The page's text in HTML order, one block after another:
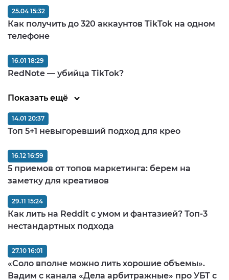
Как получить до 320 аккаунтов TikTok на одном
телефоне
25.04 15:32
RedNote — убийца TikTok?
16.01 18:29
Показать ещё
Топ 5+1 невыгоревший подход для крео
14.01 20:37
5 приемов от топов маркетинга: берем на
заметку для креативов
16.12 16:59
Как лить на Reddit с умом и фантазией? Топ-3
нестандартных подхода
29.11 15:24
«Соло вполне можно лить хорошие объемы».
Вадим с канала «Дела арбитражные» про УБТ с
27.10 16:01